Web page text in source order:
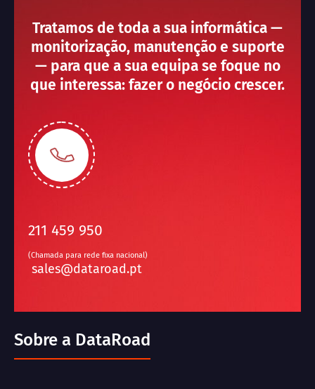
Tratamos de toda a sua informática —
monitorização, manutenção e suporte
— para que a sua equipa se foque no
que interessa: fazer o negócio crescer.
211 459 950
(Chamada para rede fixa nacional)
sales@dataroad.pt
Sobre a DataRoad